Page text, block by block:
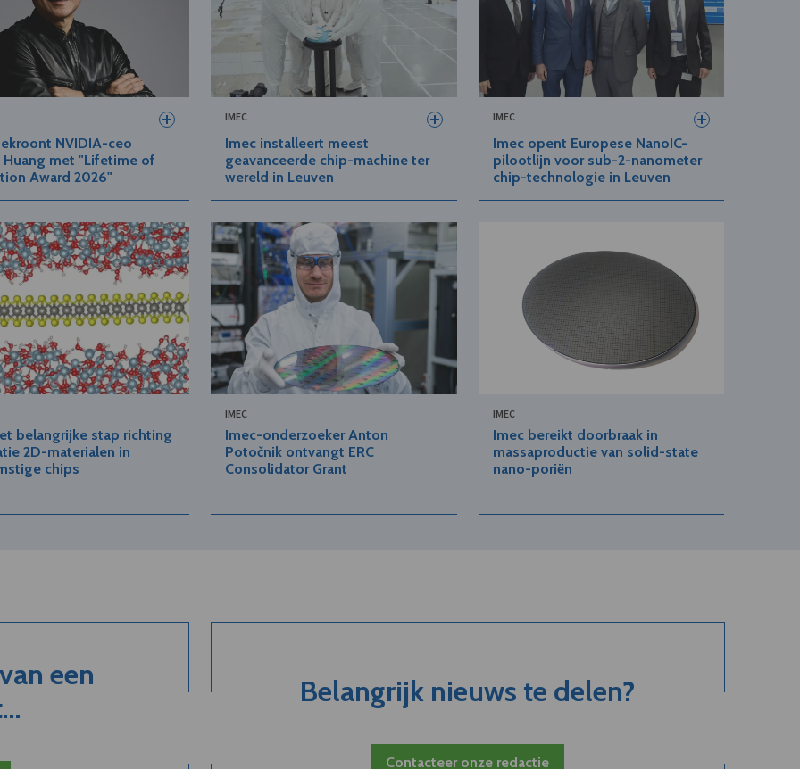
NVIDIA-ceo
Huang met "Lifetime of
Award 2026"
IMEC
Imec installeert meest
geavanceerde chip-machine ter
wereld in Leuven
IMEC
Imec opent Europese NanoIC-
pilootlijn voor sub-2-nanometer
chip-technologie in Leuven
belangrijke stap richting
2D-materialen in
chips
IMEC
Imec-onderzoeker Anton
Potočnik ontvangt ERC
Consolidator Grant
IMEC
Imec bereikt doorbraak in
massaproductie van solid-state
nano-poriën
een
Belangrijk nieuws te delen?
Contacteer onze redactie